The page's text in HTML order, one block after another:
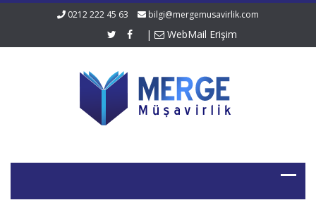
0212 222 45 63 bilgi@mergemusavirlik.com
| WebMail Erişim